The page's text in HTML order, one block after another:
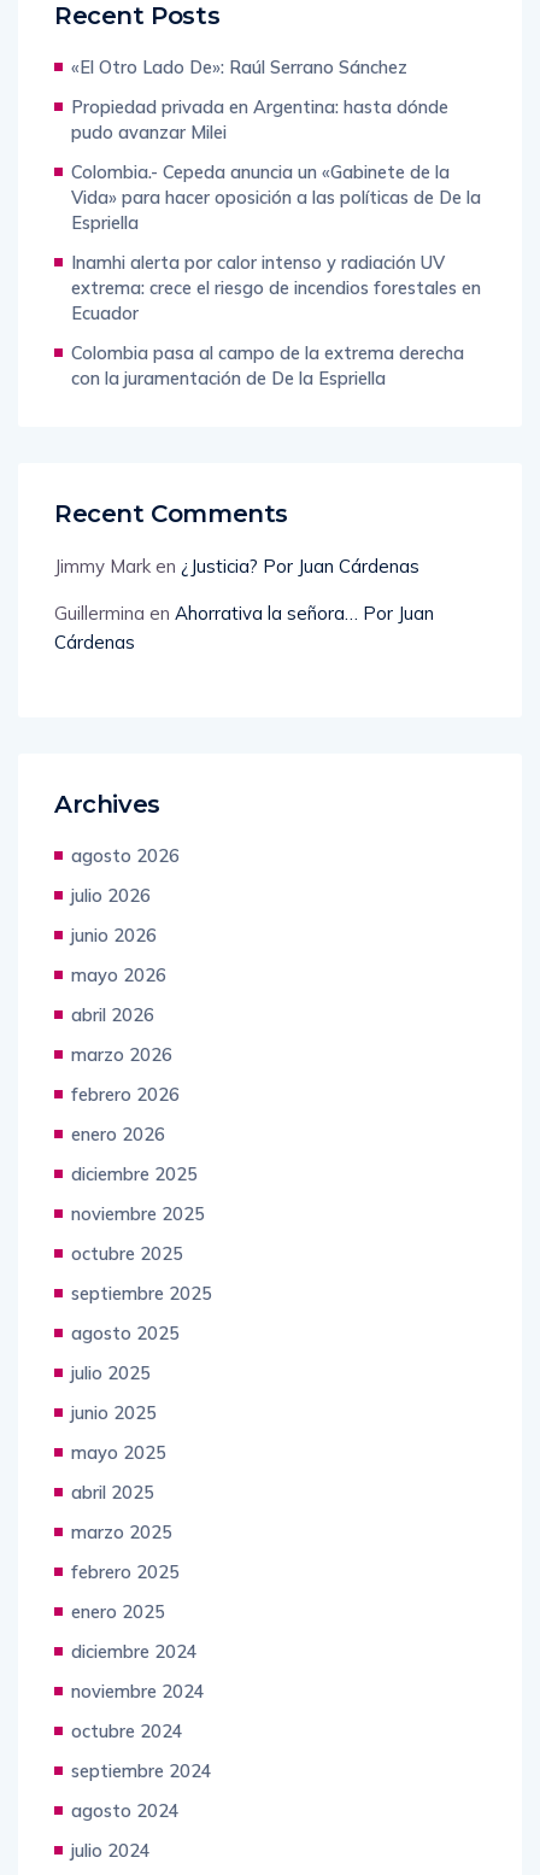
Recent Posts
«El Otro Lado De»: Raúl Serrano Sánchez
Propiedad privada en Argentina: hasta dónde
pudo avanzar Milei
Colombia.- Cepeda anuncia un «Gabinete de la
Vida» para hacer oposición a las políticas de De la
Espriella
Inamhi alerta por calor intenso y radiación UV
extrema: crece el riesgo de incendios forestales en
Ecuador
Colombia pasa al campo de la extrema derecha
con la juramentación de De la Espriella
Recent Comments
Jimmy Mark en ¿Justicia? Por Juan Cárdenas
Guillermina en Ahorrativa la señora… Por Juan
Cárdenas
Archives
agosto 2026
julio 2026
junio 2026
mayo 2026
abril 2026
marzo 2026
febrero 2026
enero 2026
diciembre 2025
noviembre 2025
octubre 2025
septiembre 2025
agosto 2025
julio 2025
junio 2025
mayo 2025
abril 2025
marzo 2025
febrero 2025
enero 2025
diciembre 2024
noviembre 2024
octubre 2024
septiembre 2024
agosto 2024
julio 2024